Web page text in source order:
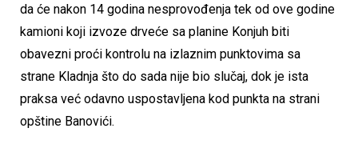
da će nakon 14 godina nesprovođenja tek od ove godine
kamioni koji izvoze drveće sa planine Konjuh biti
obavezni proći kontrolu na izlaznim punktovima sa
strane Kladnja što do sada nije bio slučaj, dok je ista
praksa već odavno uspostavljena kod punkta na strani
opštine Banovići.